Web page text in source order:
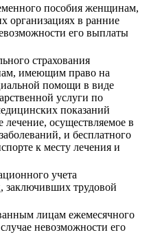
пособия женщинам,
организациях в ранние
его выплаты
страхования
имеющим право на
помощи в виде
услуги по
показаний
лечение, осуществляемое в
и бесплатного
к месту лечения и
учета
заключивших трудовой
лицам ежемесячного
невозможности его